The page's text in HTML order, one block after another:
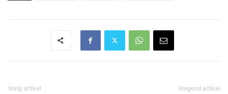
Vorig artikel Volgend artikel